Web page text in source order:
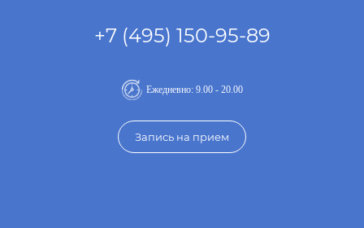
+7 (495) 150-95-89
Ежедневно: 9.00 - 20.00
Запись на прием